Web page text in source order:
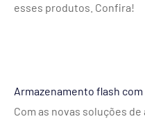
esses produtos. Confira!
Armazenamento flash
Com as novas soluções